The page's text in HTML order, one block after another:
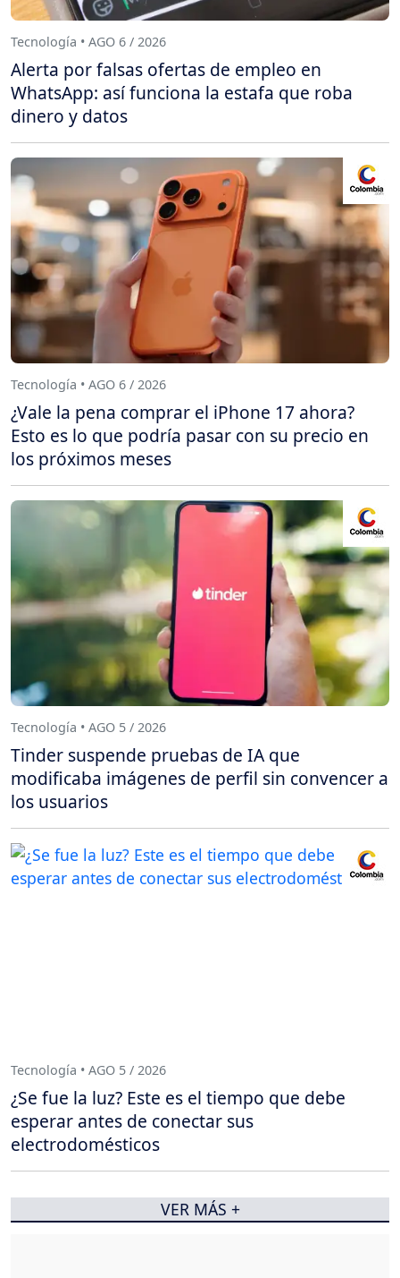
Tecnología • AGO 6 / 2026
Alerta por falsas ofertas de empleo en
WhatsApp: así funciona la estafa que roba
dinero y datos
Tecnología • AGO 6 / 2026
¿Vale la pena comprar el iPhone 17 ahora?
Esto es lo que podría pasar con su precio en
los próximos meses
Tecnología • AGO 5 / 2026
Tinder suspende pruebas de IA que
modificaba imágenes de perfil sin convencer a
los usuarios
Tecnología • AGO 5 / 2026
¿Se fue la luz? Este es el tiempo que debe
esperar antes de conectar sus
electrodomésticos
VER MÁS +